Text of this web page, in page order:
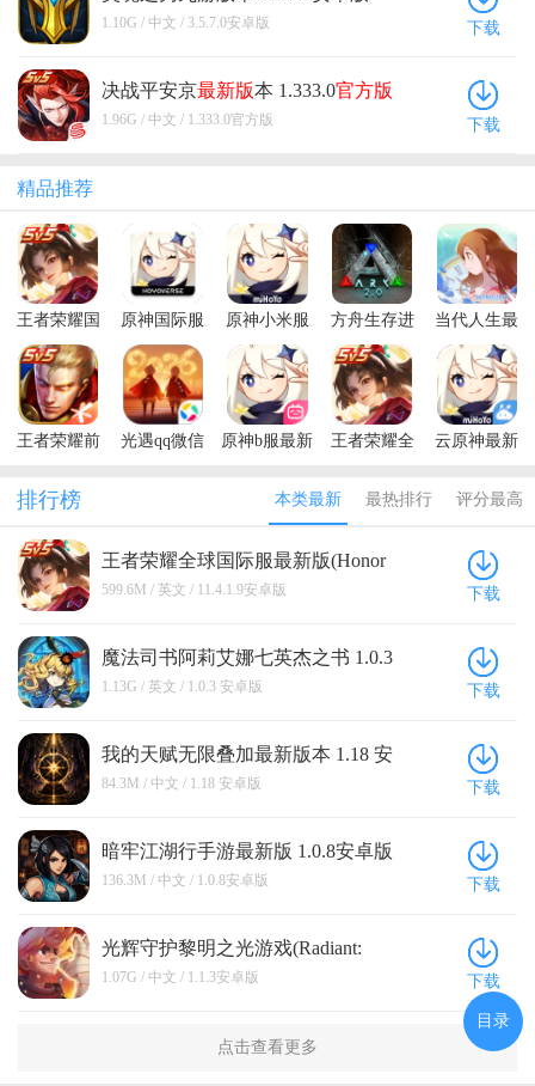
1.10G / 中文 / 3.5.7.0安卓版 下载
决战平安京最新版本 1.333.0官方版
1.96G / 中文 / 1.333.0官方版 下载
精品推荐
王者荣耀国
际服最新版
2026(Honor
of Kings)
原神国际服
最新版
(Genshin
Impact)
原神小米服
方舟生存进
化破解版FF
作弊菜单
当代人生最
新版本
王者荣耀前
光遇qq微信
原神b服最新
王者荣耀全
新版(Honor
of Kings)
云原神最新
排行榜 本类最新 最热排行 评分最高
王者荣耀全球国际服最新版(Honor
of Kings) 11.4.1.9安卓版
599.6M / 英文 / 11.4.1.9安卓版 下载
魔法司书阿莉艾娜七英杰之书 1.0.3
安卓版
1.13G / 英文 / 1.0.3 安卓版 下载
我的天赋无限叠加最新版本 1.18 安
卓版
84.3M / 中文 / 1.18 安卓版 下载
暗牢江湖行手游最新版 1.0.8安卓版
136.3M / 中文 / 1.0.8安卓版 下载
光辉守护黎明之光游戏(Radiant:
Guardians of Light) 1.1.3安卓版
1.07G / 中文 / 1.1.3安卓版 下载
点击查看更多
目录